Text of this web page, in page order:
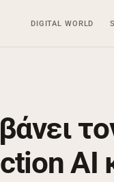
DIGITAL WORLD
AI